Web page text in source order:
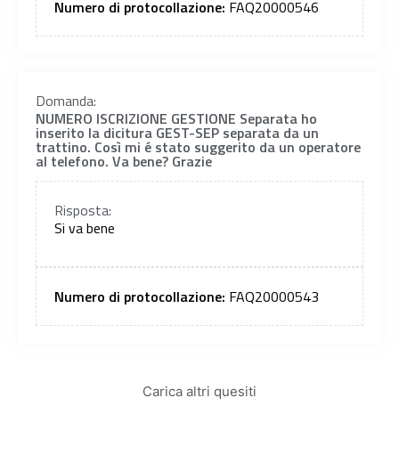
Numero di protocollazione: FAQ20000546
Domanda:
NUMERO ISCRIZIONE GESTIONE Separata ho
inserito la dicitura GEST-SEP separata da un
trattino. Così mi é stato suggerito da un operatore
al telefono. Va bene? Grazie
Risposta:
Si va bene
Numero di protocollazione: FAQ20000543
Carica altri quesiti